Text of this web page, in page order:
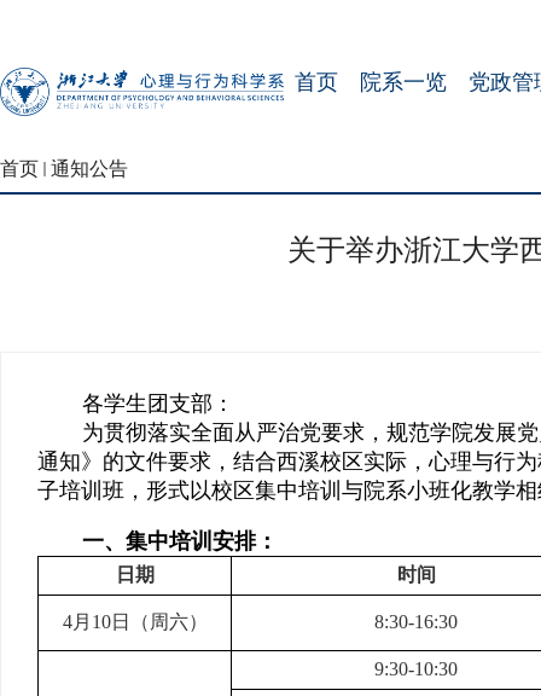
首页 院系一览 党政管
首页 通知公告
关于举办浙江大学
各学生团支部：
为贯彻落实全面从严治党要求，规范学院发展
通知》的文件要求，结合西溪校区实际，心理与行
子培训班，形式以校区集中培训与院系小班化教学
一、集中培训安排：
日期 时间
4月 10日（周六） 8:30-16:30
9:30-10:30